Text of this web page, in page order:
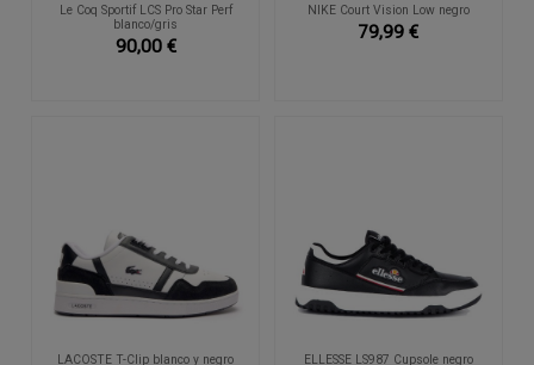
Le Coq Sportif LCS Pro Star Perf
blanco/gris
90,00 €
NIKE Court Vision Low negro
79,99 €
LACOSTE T-Clip blanco y negro ELLESSE LS987 Cupsole negro